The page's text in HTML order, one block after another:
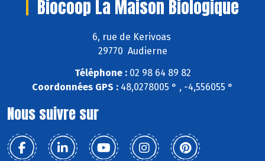
Biocoop La Maison Biologique
6, rue de Kerivoas
29770 Audierne
Téléphone :02 98 64 89 82
Coordonnées GPS : 48,0278005 ° , -4,556055 °
Nous suivre sur